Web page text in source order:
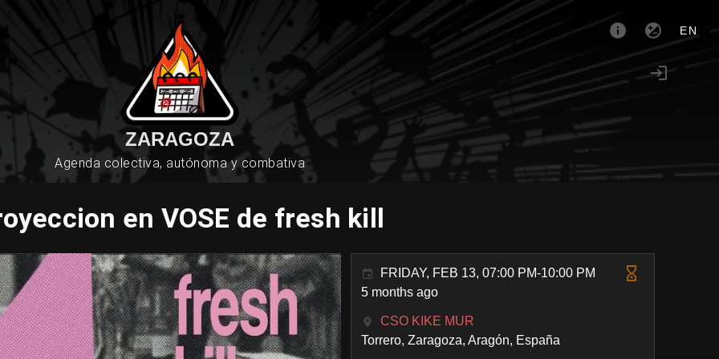
EN
ZARAGOZA
Agenda colectiva, autónoma y combativa
en VOSE de fresh kill
FRIDAY, FEB 13, 07:00 PM-10:00 PM
5 months ago
CSO KIKE MUR
Torrero, Zaragoza, Aragón, España